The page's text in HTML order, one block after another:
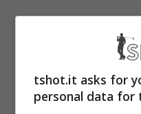
Red Bull,
line up del
Verstappen
tshot.it asks for
personal data for